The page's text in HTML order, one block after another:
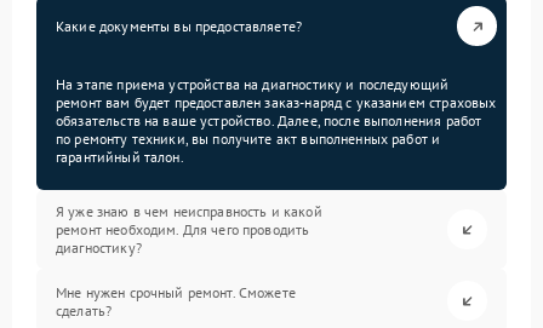
Какие документы вы предоставляете?
На этапе приема устройства на диагностику и последующий
ремонт вам будет предоставлен заказ-наряд с указанием страховых
обязательств на ваше устройство. Далее, после выполнения работ
по ремонту техники, вы получите акт выполненных работ и
гарантийный талон.
Я уже знаю в чем неисправность и какой
ремонт необходим. Для чего проводить
диагностику?
Мне нужен срочный ремонт. Сможете
сделать?